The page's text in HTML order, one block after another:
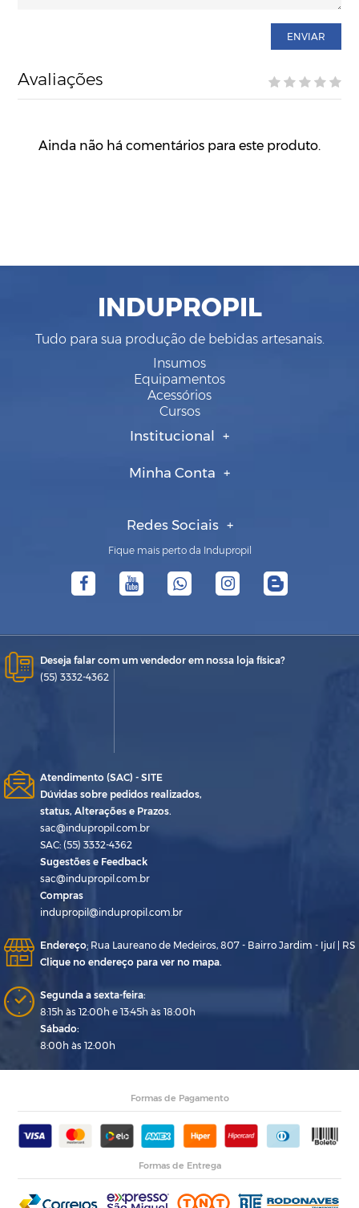
ENVIAR
Avaliações
Ainda não há comentários para este produto.
INDUPROPIL
Tudo para sua produção de bebidas artesanais.
Insumos
Equipamentos
Acessórios
Cursos
Institucional
Minha Conta
Redes Sociais
Fique mais perto da Indupropil
Deseja falar com um vendedor em nossa loja física?
(55) 3332-4362
Atendimento (SAC) - SITE
Dúvidas sobre pedidos realizados,
status, Alterações e Prazos.
sac@indupropil.com.br
SAC: (55) 3332-4362
Sugestões e Feedback
sac@indupropil.com.br
Compras
indupropil@indupropil.com.br
Endereço: Rua Laureano de Medeiros, 807 - Bairro Jardim - Ijuí | RS
Clique no endereço para ver no mapa.
Segunda a sexta-feira:
8:15h às 12:00h e 13:45h às 18:00h
Sábado:
8:00h às 12:00h
Formas de Pagamento
Formas de Entrega